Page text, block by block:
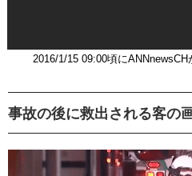
2016/1/15 09:00頃に
事故の後に救出される客の